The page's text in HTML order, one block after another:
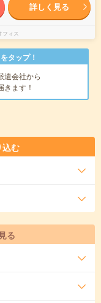
詳しく見る
ィス
タップ！
遣会社から
きます！
込む
る